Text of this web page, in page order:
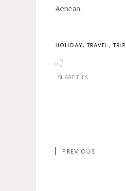
Aenean.
HOLIDAY, TRAVEL , TRIP
SHARE THIS
PREVIOUS